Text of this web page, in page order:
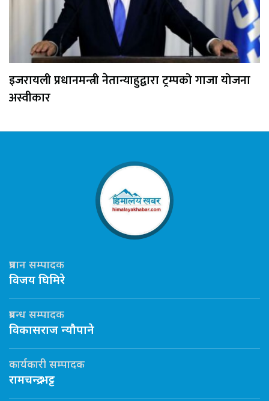
इजरायली प्रधानमन्त्री नेतान्याहुद्वारा ट्रम्पको गाजा योजना
अस्वीकार
प्रधान सम्पादक
विजय घिमिरे
प्रबन्ध सम्पादक
विकासराज न्यौपाने
कार्यकारी सम्पादक
रामचन्द्र भट्ट